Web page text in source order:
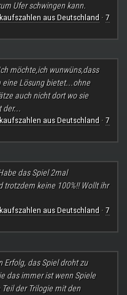
Ufer schwingen kann.
aus Deutschland · 7
möchte,ich wunwüns,dass
eine Lösung bietet...ohne
auch nicht dort wo sie
der...
aus Deutschland · 7
das Spiel 2mal
keine 100%!! Wollt ihr
aus Deutschland · 7
Erfolg, das Spiel droht zu
das immer ist wenn Spiele
der Trilogie mit den